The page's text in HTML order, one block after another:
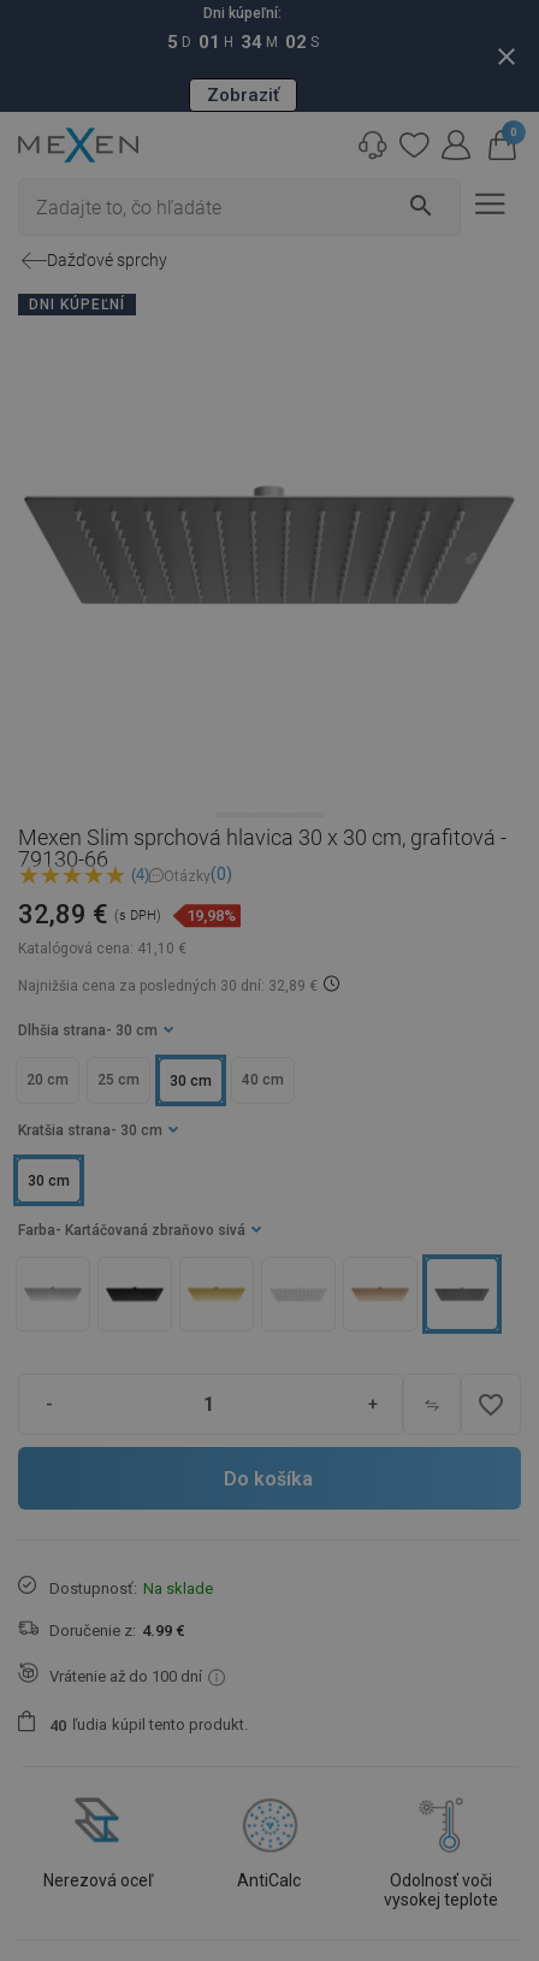
Dni kúpeľní:
5 D 01 H 34 M 01 S
Zobraziť
close
search
0
Dažďové sprchy
DNI KÚPEĽNÍ
Mexen Slim sprchová hlavica 30 x 30 cm, grafitová -
79130-66
(4) Otázky(0)
Katalógová cena: 41,10 €
32,89 € (s DPH) 19,98%
Najnižšia cena za posledných 30 dní: 32,89 €
Dlhšia strana - 30 cm
20 cm 25 cm 30 cm 40 cm
Kratšia strana - 30 cm
30 cm
Farba - Kartáčovaná zbraňovo sivá
- + favorite_border
Do košíka
Dostupnosť: Na sklade
Doručenie z: 4.99 €
Vrátenie až do 100 dní
40 ľudia kúpil tento produkt.
Nerezová oceľ AntiCalc
Odolnosť voči
vysokej teplote